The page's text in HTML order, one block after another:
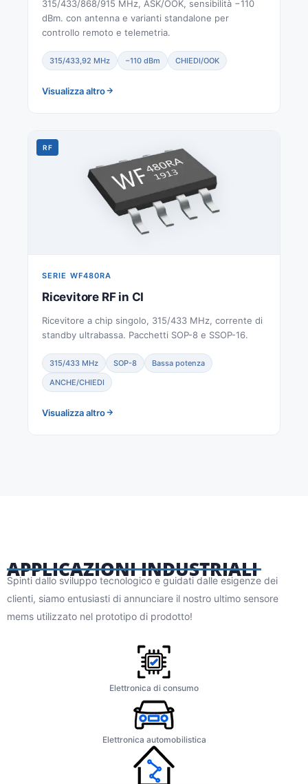
315/433/868/915 MHz, ASK/OOK, sensibilità −110
dBm. con antenna e varianti standalone per
controllo remoto e telemetria.
315/433,92 MHz −110 dBm CHIEDI/OOK
Visualizza altro
RF
SERIE WF480RA
Ricevitore RF in CI
Ricevitore a chip singolo, 315/433 MHz, corrente di
standby ultrabassa. Pacchetti SOP-8 e SSOP-16.
315/433 MHz SOP-8
Bassa potenza
ANCHE/CHIEDI
Visualizza altro
APPLICAZIONI INDUSTRIALI
Spinti dallo sviluppo tecnologico e guidati dalle esigenze dei
clienti, siamo entusiasti di annunciare il nostro ultimo sensore
mems utilizzato nel prototipo di prodotto!
Elettronica di consumo
Elettronica automobilistica